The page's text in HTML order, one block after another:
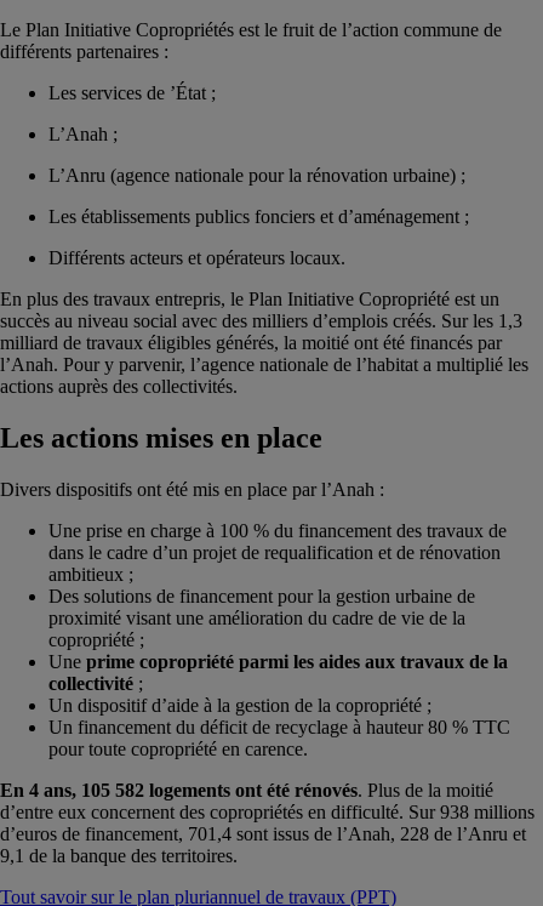
Le Plan Initiative Copropriétés est le fruit de l’action commune de
différents partenaires :
Les services de ’État ;
L’Anah ;
L’Anru (agence nationale pour la rénovation urbaine) ;
Les établissements publics fonciers et d’aménagement ;
Différents acteurs et opérateurs locaux.
En plus des travaux entrepris, le Plan Initiative Copropriété est un
succès au niveau social avec des milliers d’emplois créés. Sur les 1,3
milliard de travaux éligibles générés, la moitié ont été financés par
l’Anah. Pour y parvenir, l’agence nationale de l’habitat a multiplié les
actions auprès des collectivités.
Les actions mises en place
Divers dispositifs ont été mis en place par l’Anah :
Une prise en charge à 100 % du financement des travaux de
dans le cadre d’un projet de requalification et de rénovation
ambitieux ;
Des solutions de financement pour la gestion urbaine de
proximité visant une amélioration du cadre de vie de la
copropriété ;
Une prime copropriété parmi les aides aux travaux de la
collectivité ;
Un dispositif d’aide à la gestion de la copropriété ;
Un financement du déficit de recyclage à hauteur 80 % TTC
pour toute copropriété en carence.
En 4 ans, 105 582 logements ont été rénovés. Plus de la moitié
d’entre eux concernent des copropriétés en difficulté. Sur 938 millions
d’euros de financement, 701,4 sont issus de l’Anah, 228 de l’Anru et
9,1 de la banque des territoires.
Tout savoir sur le plan pluriannuel de travaux (PPT)